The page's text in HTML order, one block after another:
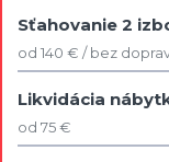
Sťahovanie 2
od 140 € / bez
Likvidácia
od 75 €